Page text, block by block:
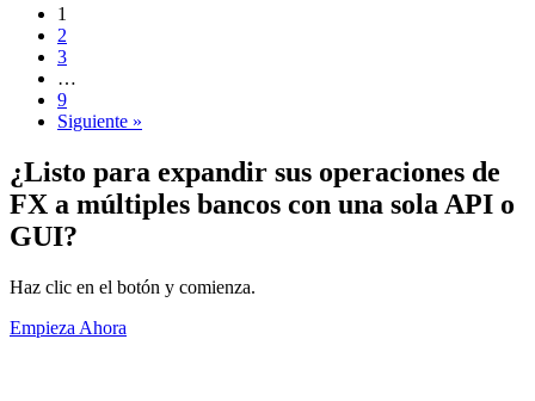
1
2
3
…
9
Siguiente »
¿Listo para expandir sus operaciones de
FX a múltiples bancos con una sola API o
GUI?
Haz clic en el botón y comienza.
Empieza Ahora